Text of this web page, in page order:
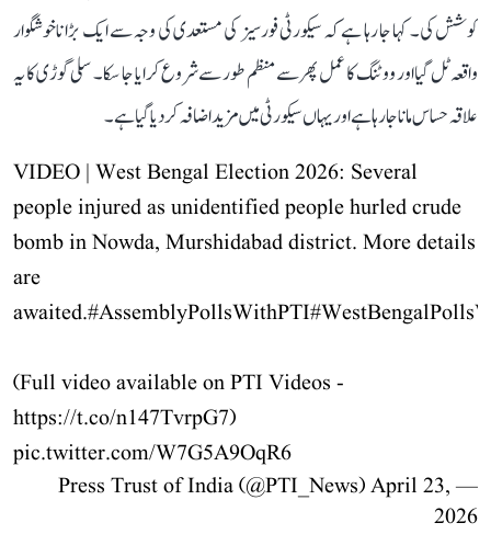
کوشش کی۔ کہا جا رہا ہے کہ سیکورٹی فورسیز کی مستعدی کی وجہ سے ایک بڑا ناخوشگوار
واقعہ ٹل گیا اور ووٹنگ کا عمل پھر سے منظم طور سے شروع کرایا جا سکا۔ سلی گوڑی کا یہ
علاقہ حساس مانا جا رہا ہے اور یہاں سیکورٹی میں مزید اضافہ کر دیا گیا ہے۔
VIDEO | West Bengal Election 2026: Several
people injured as unidentified people hurled crude
bomb in Nowda, Murshidabad district. More details
are
awaited.#AssemblyPollsWithPTI
(Full video available on PTI Videos -
https://t.co/n147TvrpG7)
pic.twitter.com/W7G5A9OqR6
— Press Trust of India (@PTI_News)
April 23,
2026